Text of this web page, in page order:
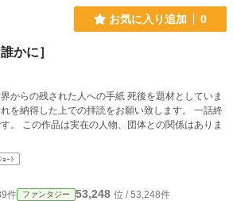
お気に入り追加 0
かに］
の残された人への手紙 死後を題材としていま
を納得した上での拝読をお願い致します。 一話終
の関係はありま
ｮｰﾄ
件 ファンタジー 53,248 位 / 53,248件